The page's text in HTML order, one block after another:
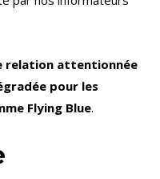
relation attentionnée
pour les
Flying Blue.